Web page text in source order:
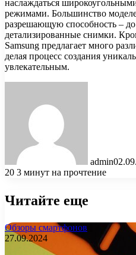
наслаждаться
режимами. Большинство
разрешающую способность –
детализированные снимки.
Samsung предлагает много
делая процесс создания
увлекательным.
admin
20 3 минут на прочтение
Читайте еще
Обзоры смартфонов
27.09.2024